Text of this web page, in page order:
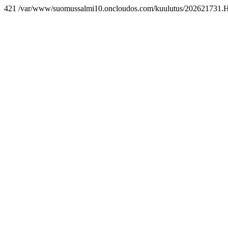
421 /var/www/suomussalmi10.oncloudos.com/kuulutus/